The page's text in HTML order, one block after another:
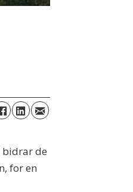
bidrar de
for en